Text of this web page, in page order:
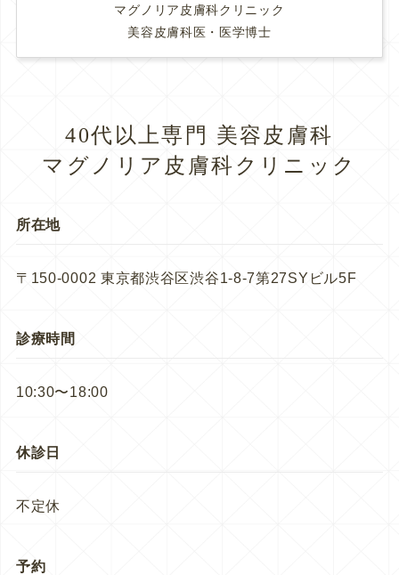
マグノリア皮膚科クリニック
美容皮膚科医・医学博士
40代以上専門 美容皮膚科
マグノリア皮膚科クリニック
所在地
〒150-0002 東京都渋谷区渋谷1-8-7第27SYビル5F
診療時間
10:30〜18:00
休診日
不定休
予約